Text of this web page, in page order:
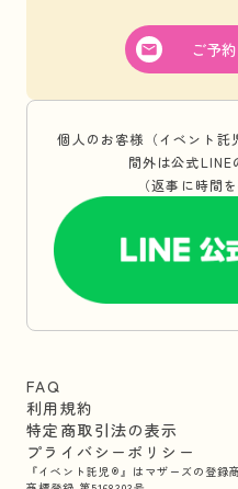
ご予
個人のお客様（イベント託
間外は公式LINE
（返事に時間
FAQ
利用規約
特定商取引法の表示
プライバシーポリシー
『イベント託児®』はマザーズの登録